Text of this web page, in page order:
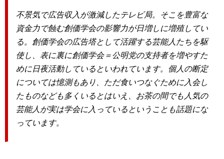
不景気で広告収入が激減したテレビ局。そこを豊富な
資金力で蝕む創価学会の影響力が日増しに増殖してい
る。創価学会の広告塔として活躍する芸能人たちを駆
使し、表に裏に創価学会＝公明党の支持者を増やすた
めに日夜活動しているといわれています。個人の断定
については憶測もあり、ただ食いつなぐために入会し
たものなども多くいるとはいえ、お茶の間でも人気の
芸能人が実は学会に入っているということも話題にな
っています。